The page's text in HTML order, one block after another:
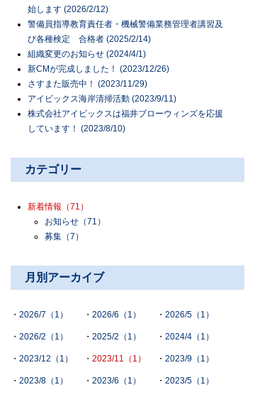
始します (2026/2/12)
警備員指導教育責任者・機械警備業務管理者講習及
び各種検定 合格者 (2025/2/14)
組織変更のお知らせ (2024/4/1)
新CMが完成しました！ (2023/12/26)
さすまた販売中！ (2023/11/29)
アイビックス海岸清掃活動 (2023/9/11)
株式会社アイビックスは福井ブローウィンズを応援
しています！ (2023/8/10)
カテゴリー
新着情報 （71）
お知らせ （71）
募集 （7）
月別アーカイブ
2026/7（1） 2026/6（1） 2026/5（1）
2026/2（1） 2025/2（1） 2024/4（1）
2023/12（1） 2023/11（1） 2023/9（1）
2023/8（1） 2023/6（1） 2023/5（1）